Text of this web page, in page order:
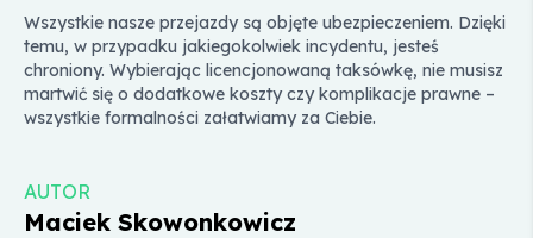
Wszystkie nasze przejazdy są objęte ubezpieczeniem. Dzięki
temu, w przypadku jakiegokolwiek incydentu, jesteś
chroniony. Wybierając licencjonowaną taksówkę, nie musisz
martwić się o dodatkowe koszty czy komplikacje prawne –
wszystkie formalności załatwiamy za Ciebie.
AUTOR
Maciek Skowonkowicz